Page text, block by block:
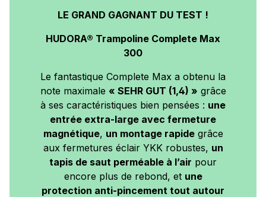
LE GRAND GAGNANT DU TEST !
HUDORA® Trampoline Complete Max
300
Le fantastique Complete Max a obtenu la
note maximale « SEHR GUT (1,4) » grâce
à ses caractéristiques bien pensées : une
entrée extra-large avec fermeture
magnétique, un montage rapidegrâce
aux fermetures éclair YKK robustes, un
tapis de saut perméable à l’air pour
encore plus de rebond, et une
protection anti-pincement tout autour